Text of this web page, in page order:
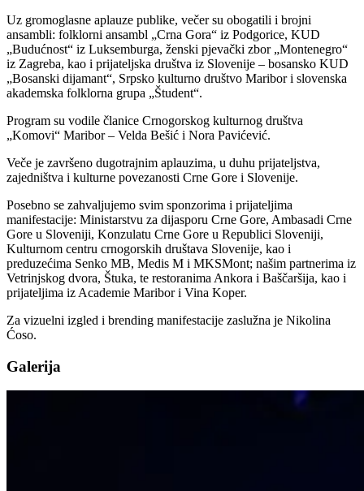
Uz gromoglasne aplauze publike, večer su obogatili i brojni
ansambli: folklorni ansambl „Crna Gora“ iz Podgorice, KUD
„Budućnost“ iz Luksemburga, ženski pjevački zbor „Montenegro“
iz Zagreba, kao i prijateljska društva iz Slovenije – bosansko KUD
„Bosanski dijamant“, Srpsko kulturno društvo Maribor i slovenska
akademska folklorna grupa „Študent“.
Program su vodile članice Crnogorskog kulturnog društva
„Komovi“ Maribor – Velda Bešić i Nora Pavićević.
Veče je završeno dugotrajnim aplauzima, u duhu prijateljstva,
zajedništva i kulturne povezanosti Crne Gore i Slovenije.
Posebno se zahvaljujemo svim sponzorima i prijateljima
manifestacije: Ministarstvu za dijasporu Crne Gore, Ambasadi Crne
Gore u Sloveniji, Konzulatu Crne Gore u Republici Sloveniji,
Kulturnom centru crnogorskih društava Slovenije, kao i
preduzećima Senko MB, Medis M i MKSMont; našim partnerima iz
Vetrinjskog dvora, Štuka, te restoranima Ankora i Baščaršija, kao i
prijateljima iz Academie Maribor i Vina Koper.
Za vizuelni izgled i brending manifestacije zaslužna je Nikolina
Ćoso.
Galerija